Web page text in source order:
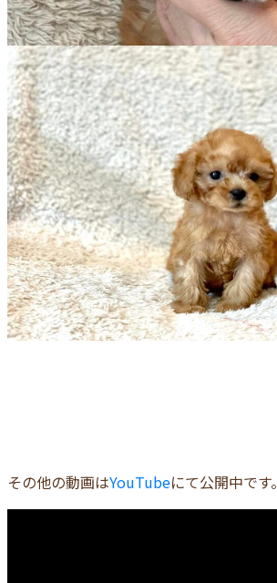
その他の動画はYouTubeにて公開中です。